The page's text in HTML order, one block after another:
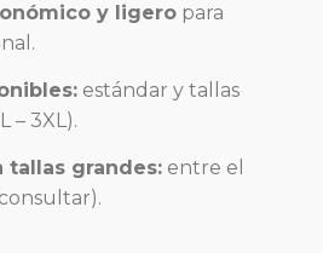
y ligero para
estándar y tallas
– 3XL).
tallas grandes: entre el